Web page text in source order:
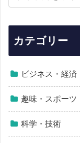
カテゴリー
ビジネス・経済
趣味・スポーツ
科学・技術